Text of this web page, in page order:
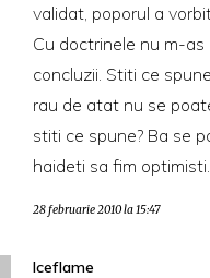
validat, poporul a
Cu doctrinele nu m-as
concluzii. Stiti ce
rau de atat nu se
stiti ce spune? Ba se
haideti sa fim optimisti…
28 februarie 2010 la 15:47
Iceflame